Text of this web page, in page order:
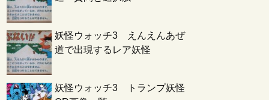
妖怪ウォッチ3 えんえんあぜ
道で出現するレア妖怪
妖怪ウォッチ3 トランプ妖怪